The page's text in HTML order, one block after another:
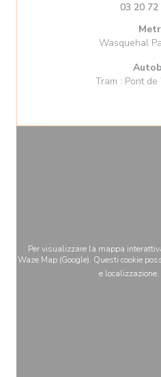
03 20 72
Wasquehal
Tram : Pont
Per visualizzare la mappa
Waze Map (Google). Questi cookie
e localizzazione.